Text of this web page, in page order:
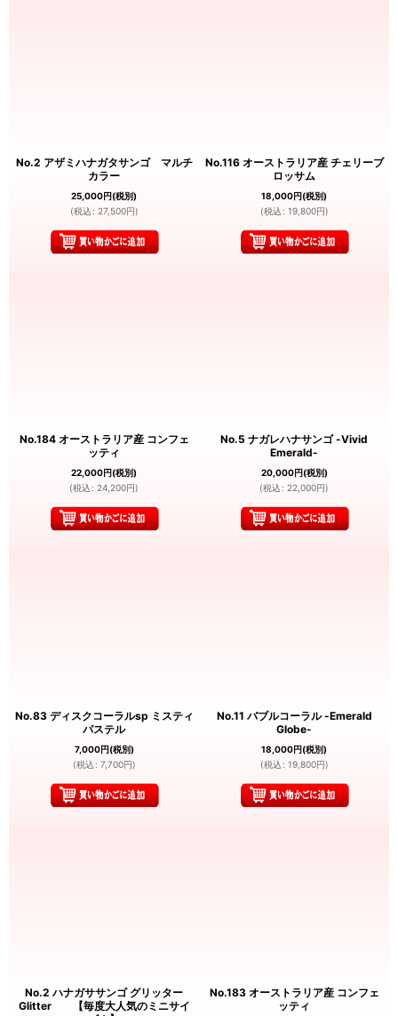
No.2 アザミハナガタサンゴ マルチ
カラー
25,000円(税別)
(税込: 27,500円)
No.116 オーストラリア産 チェリーブ
ロッサム
18,000円(税別)
(税込: 19,800円)
No.184 オーストラリア産 コンフェ
ッティ
22,000円(税別)
(税込: 24,200円)
No.5 ナガレハナサンゴ -Vivid
Emerald-
20,000円(税別)
(税込: 22,000円)
No.83 ディスクコーラルsp ミスティ
パステル
7,000円(税別)
(税込: 7,700円)
No.11 バブルコーラル -Emerald
Globe-
18,000円(税別)
(税込: 19,800円)
No.2 ハナガササンゴ グリッター
Glitter 【毎度大人気のミニサイ
No.183 オーストラリア産 コンフェ
ッティ